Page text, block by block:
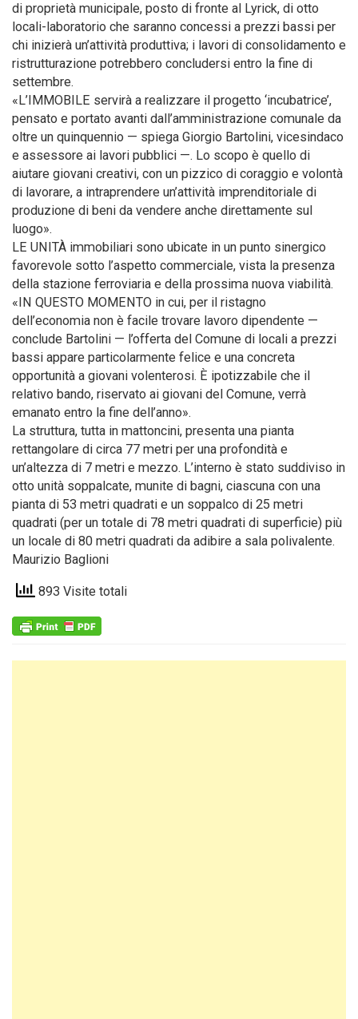
di proprietà municipale, posto di fronte al Lyrick, di otto
locali-laboratorio che saranno concessi a prezzi bassi per
chi inizierà un’attività produttiva; i lavori di consolidamento e
ristrutturazione potrebbero concludersi entro la fine di
settembre.
«L’IMMOBILE servirà a realizzare il progetto ‘incubatrice’,
pensato e portato avanti dall’amministrazione comunale da
oltre un quinquennio — spiega Giorgio Bartolini, vicesindaco
e assessore ai lavori pubblici —. Lo scopo è quello di
aiutare giovani creativi, con un pizzico di coraggio e volontà
di lavorare, a intraprendere un’attività imprenditoriale di
produzione di beni da vendere anche direttamente sul
luogo».
LE UNITÀ immobiliari sono ubicate in un punto sinergico
favorevole sotto l’aspetto commerciale, vista la presenza
della stazione ferroviaria e della prossima nuova viabilità.
«IN QUESTO MOMENTO in cui, per il ristagno
dell’economia non è facile trovare lavoro dipendente —
conclude Bartolini — l’offerta del Comune di locali a prezzi
bassi appare particolarmente felice e una concreta
opportunità a giovani volenterosi. È ipotizzabile che il
relativo bando, riservato ai giovani del Comune, verrà
emanato entro la fine dell’anno».
La struttura, tutta in mattoncini, presenta una pianta
rettangolare di circa 77 metri per una profondità e
un’altezza di 7 metri e mezzo. L’interno è stato suddiviso in
otto unità soppalcate, munite di bagni, ciascuna con una
pianta di 53 metri quadrati e un soppalco di 25 metri
quadrati (per un totale di 78 metri quadrati di superficie) più
un locale di 80 metri quadrati da adibire a sala polivalente.
Maurizio Baglioni
893 Visite totali